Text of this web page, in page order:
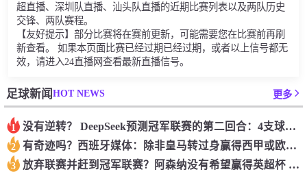
超直播、深圳队直播、汕头队直播的近期比赛列表以及两队历史
交锋、两队赛程。
【友好提示】部分比赛将在赛前更新，可能需要您在比赛前再刷
新查看。 如果本页面比赛已经过期已经过期，或者以上信号都无
效，请进入24直播网查看最新直播信号。
足球新闻HOT NEWS 更多
1 没有逆转？ DeepSeek预测冠军联赛的第二回合：4支球队在第一回合中获胜 枪手输了
2 有奇迹吗？西班牙媒体：除非皇马转过身赢得西甲或欧洲冠军
3 放弃联赛并赶到冠军联赛？阿森纳没有希望赢得英超杯 赢得欧洲冠军的可能性